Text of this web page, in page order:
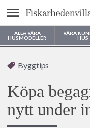
Meny
ALLA VÅRA
HUSMODELLER
VÅRA
HUS
Var vill
Byggtips
Köpa
nytt under